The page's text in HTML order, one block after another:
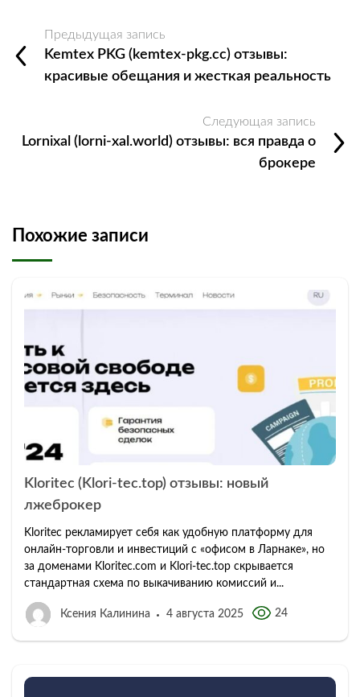
Предыдущая запись
Kemtex PKG (kemtex-pkg.cc) отзывы:
красивые обещания и жесткая реальность
Следующая запись
Lornixal (lorni-xal.world) отзывы: вся правда о
брокере
Похожие записи
Kloritec (Klori-tec.top) отзывы: новый
лжеброкер
Kloritec рекламирует себя как удобную платформу для
онлайн-торговли и инвестиций с «офисом в Ларнаке», но
за доменами Kloritec.com и Klori-tec.top скрывается
стандартная схема по выкачиванию комиссий и...
Ксения Калинина 4 августа 2025 24